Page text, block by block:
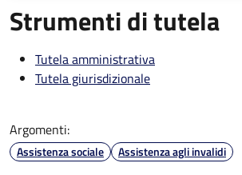
Strumenti di tutela
Tutela amministrativa
Tutela giurisdizionale
Argomenti:
Assistenza sociale Assistenza agli invalidi